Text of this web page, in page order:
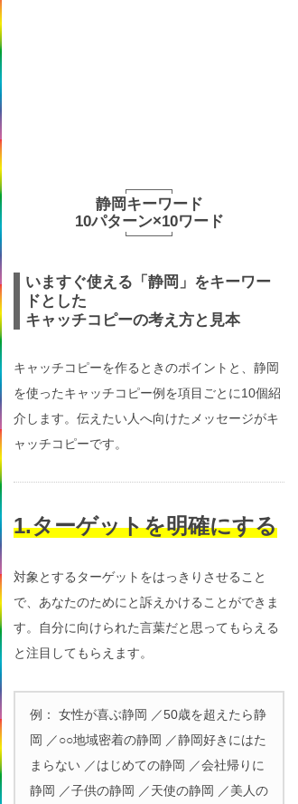
静岡キーワード
10パターン×10ワード
いますぐ使える「静岡」をキーワー
ドとした
キャッチコピーの考え方と見本
キャッチコピーを作るときのポイントと、静岡
を使ったキャッチコピー例を項目ごとに10個紹
介します。伝えたい人へ向けたメッセージがキ
ャッチコピーです。
1.ターゲットを明確にする
対象とするターゲットをはっきりさせること
で、あなたのためにと訴えかけることができま
す。自分に向けられた言葉だと思ってもらえる
と注目してもらえます。
例： 女性が喜ぶ静岡 ／50歳を超えたら静
岡 ／○○地域密着の静岡 ／静岡好きにはた
まらない ／はじめての静岡 ／会社帰りに
静岡 ／子供の静岡 ／天使の静岡 ／美人の